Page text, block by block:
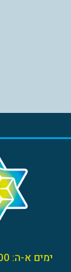
ימים א-ה: 13:00-9:00